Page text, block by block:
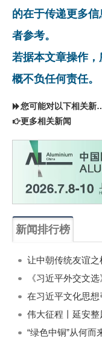
的在于传递更多
者参考。
若据本文章操作
概不负任何责任。
您可能对以下相关新闻同样感兴趣
更多相关新闻
新闻排行榜
《习近平外交文
“绿色中铜”从何而